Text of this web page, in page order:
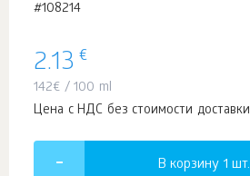
#108214
2.13 €
142€ / 100 ml
Цена с НДС без стоимости доставки
В корзину 1 шт.